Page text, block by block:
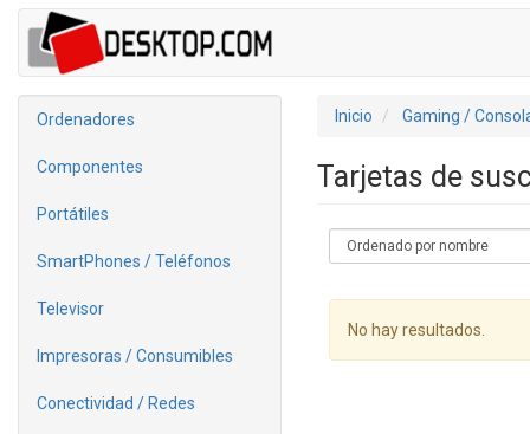
Ordenadores
Componentes
Portátiles
SmartPhones / Teléfonos
Televisor
Impresoras / Consumibles
Conectividad / Redes
Inicio Gaming /
Tarjetas de
No hay resultados.